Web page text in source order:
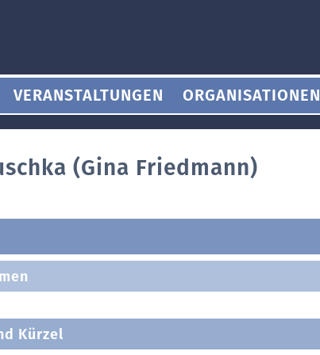
VERANSTALTUNGEN ORGANISATIONEN
(Gina Friedmann)
Kürzel